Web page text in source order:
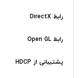
رابط DirectX
رابط Open GL
پشتیبانی از HDCP